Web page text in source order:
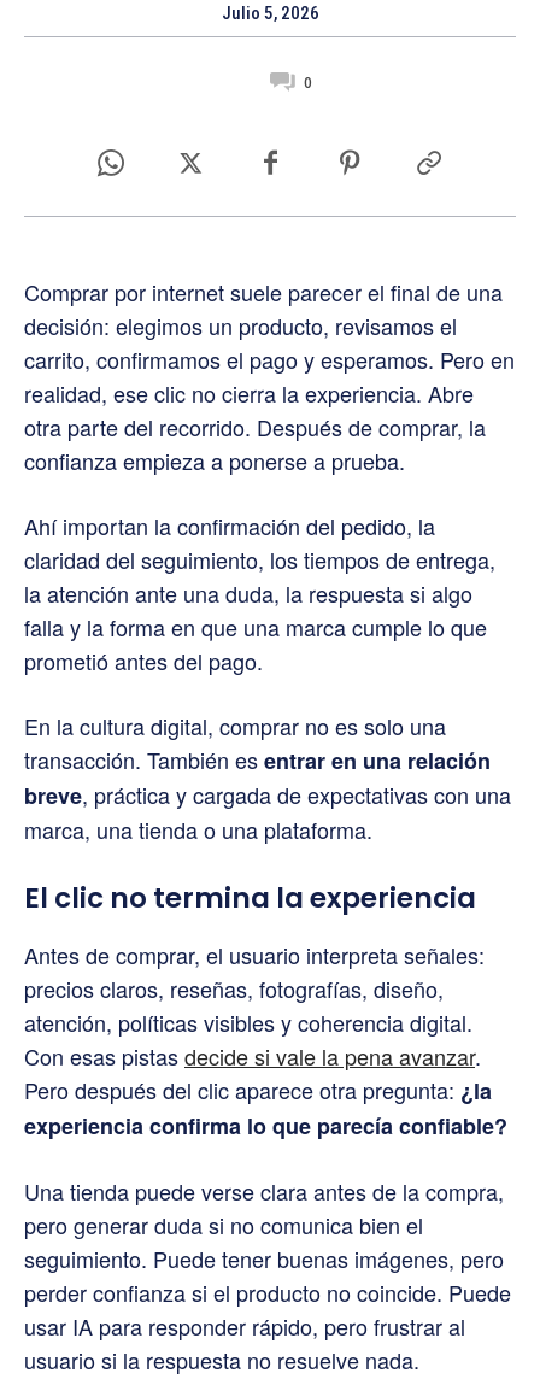
Julio 5, 2026
0
Comprar por internet suele parecer el final de una
decisión: elegimos un producto, revisamos el
carrito, confirmamos el pago y esperamos. Pero en
realidad, ese clic no cierra la experiencia. Abre
otra parte del recorrido. Después de comprar, la
confianza empieza a ponerse a prueba.
Ahí importan la confirmación del pedido, la
claridad del seguimiento, los tiempos de entrega,
la atención ante una duda, la respuesta si algo
falla y la forma en que una marca cumple lo que
prometió antes del pago.
En la cultura digital, comprar no es solo una
transacción. También esentrar en una relación
breve, práctica y cargada de expectativas con una
marca, una tienda o una plataforma.
El clic no termina la experiencia
Antes de comprar, el usuario interpreta señales:
precios claros, reseñas, fotografías, diseño,
atención, políticas visibles y coherencia digital.
Con esas pistasdecide si vale la pena avanzar.
Pero después del clic aparece otra pregunta: ¿la
experiencia confirma lo que parecía confiable?
Una tienda puede verse clara antes de la compra,
pero generar duda si no comunica bien el
seguimiento. Puede tener buenas imágenes, pero
perder confianza si el producto no coincide. Puede
usar IA para responder rápido, pero frustrar al
usuario si la respuesta no resuelve nada.